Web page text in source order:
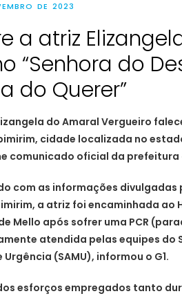
DE 2023
a atriz
“Senhora do
do Querer”
do Amaral Vergueiro
cidade localizada no
comunicado oficial da prefeitura
com as informações divulgadas
a atriz foi encaminhada ao
Mello após sofrer uma PCR
atendida pelas equipes do
Urgência (SAMU), informou o G1.
esforços empregados tanto